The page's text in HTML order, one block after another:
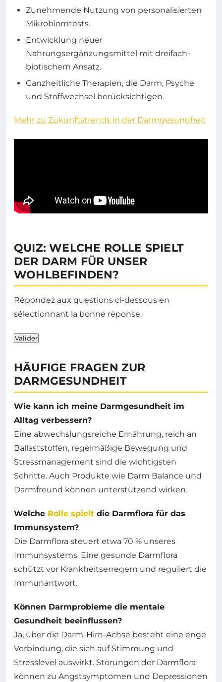
Zunehmende Nutzung von personalisierten
Mikrobiomtests.
Entwicklung neuer
Nahrungsergänzungsmittel mit dreifach-
biotischem Ansatz.
Ganzheitliche Therapien, die Darm, Psyche
und Stoffwechsel berücksichtigen.
Mehr zu Zukunftstrends in der Darmgesundheit
QUIZ: WELCHE ROLLE SPIELT
DER DARM FÜR UNSER
WOHLBEFINDEN?
Répondez aux questions ci-dessous en
sélectionnant la bonne réponse.
Valider
HÄUFIGE FRAGEN ZUR
DARMGESUNDHEIT
Wie kann ich meine Darmgesundheit im
Alltag verbessern?
Eine abwechslungsreiche Ernährung, reich an
Ballaststoffen, regelmäßige Bewegung und
Stressmanagement sind die wichtigsten
Schritte. Auch Produkte wie Darm Balance und
Darmfreund können unterstützend wirken.
Welche Rolle spielt die Darmflora für das
Immunsystem?
Die Darmflora steuert etwa 70 % unseres
Immunsystems. Eine gesunde Darmflora
schützt vor Krankheitserregern und reguliert die
Immunantwort.
Können Darmprobleme die mentale
Gesundheit beeinflussen?
Ja, über die Darm-Hirn-Achse besteht eine enge
Verbindung, die sich auf Stimmung und
Stresslevel auswirkt. Störungen der Darmflora
können zu Angstsymptomen und Depressionen